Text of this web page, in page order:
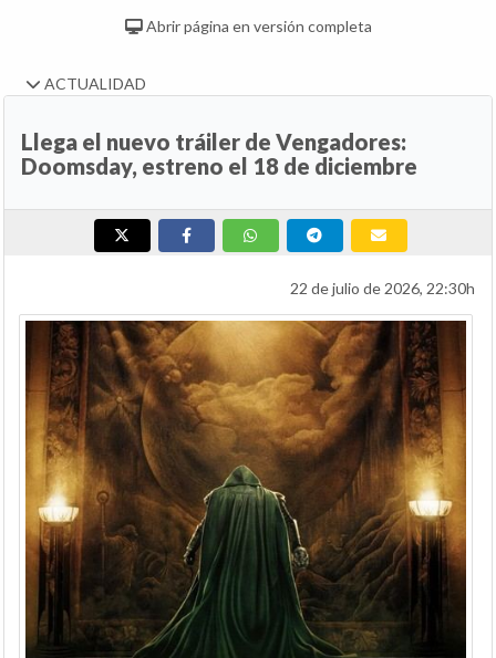
Abrir página en versión completa
ACTUALIDAD
Llega el nuevo tráiler de Vengadores:
Doomsday, estreno el 18 de diciembre
22 de julio de 2026, 22:30h